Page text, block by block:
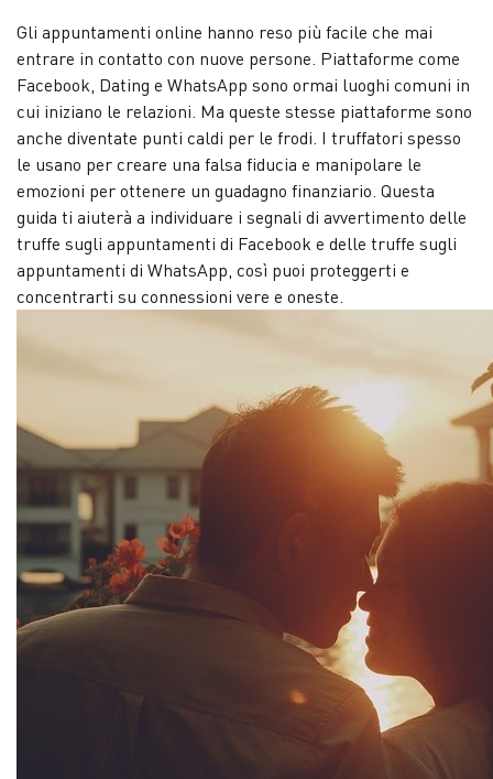
Gli appuntamenti online hanno reso più facile che mai
entrare in contatto con nuove persone. Piattaforme come
Facebook, Dating e WhatsApp sono ormai luoghi comuni in
cui iniziano le relazioni. Ma queste stesse piattaforme sono
anche diventate punti caldi per le frodi. I truffatori spesso
le usano per creare una falsa fiducia e manipolare le
emozioni per ottenere un guadagno finanziario. Questa
guida ti aiuterà a individuare i segnali di avvertimento delle
truffe sugli appuntamenti di Facebook e delle truffe sugli
appuntamenti di WhatsApp, così puoi proteggerti e
concentrarti su connessioni vere e oneste.